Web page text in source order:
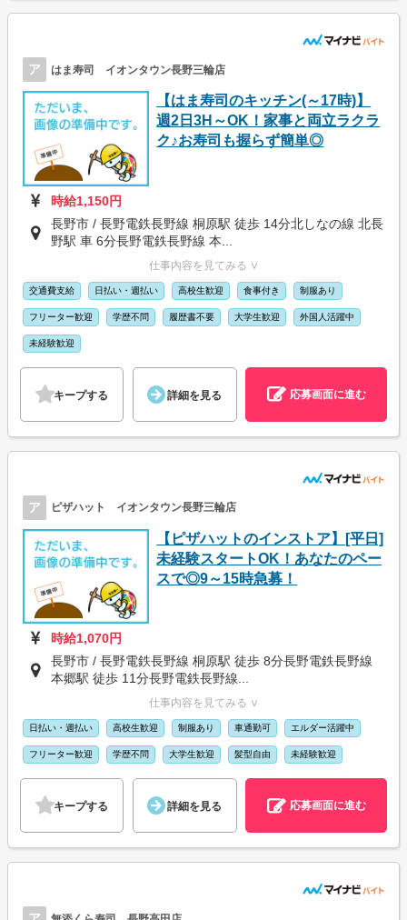
ア はま寿司 イオンタウン長野三輪店
【はま寿司のキッチン(～17時)】
週2日3H～OK！家事と両立ラクラ
ク♪お寿司も握らず簡単◎
時給1,150円
長野市 / 長野電鉄長野線 桐原駅 徒歩 14分北しなの線 北長
野駅 車 6分長野電鉄長野線 本...
仕事内容を見てみる ∨
交通費支給 日払い・週払い 高校生歓迎 食事付き 制服あり
フリーター歓迎 学歴不問 履歴書不要 大学生歓迎 外国人活躍中
未経験歓迎
キープする 詳細を見る 応募画面に進む
ア ピザハット イオンタウン長野三輪店
【ピザハットのインストア】[平日]
未経験スタートOK！あなたのペー
スで◎9～15時急募！
時給1,070円
長野市 / 長野電鉄長野線 桐原駅 徒歩 8分長野電鉄長野線
本郷駅 徒歩 11分長野電鉄長野線...
仕事内容を見てみる ∨
日払い・週払い 高校生歓迎 制服あり 車通勤可 エルダー活躍中
フリーター歓迎 学歴不問 大学生歓迎 髪型自由 未経験歓迎
キープする 詳細を見る 応募画面に進む